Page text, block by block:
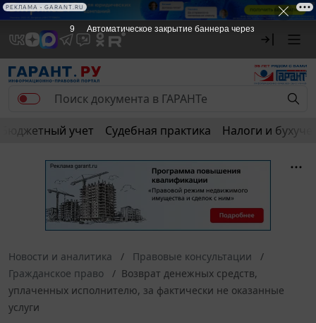
Бюджетный учет Судебная практика Налоги и
Новости и аналитика
Правовые консультации
Гражданское право
Возврат денежных средств,
уплаченных исполнителю, за фактически не оказанные
услуги
8 Автоматическое закрытие баннера через
РЕКЛАМА • GARANT.RU